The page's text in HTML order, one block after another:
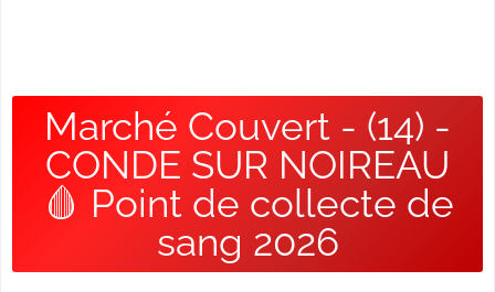
Marché Couvert - (14) -
CONDE SUR NOIREAU
🩸 Point de collecte de
sang 2026